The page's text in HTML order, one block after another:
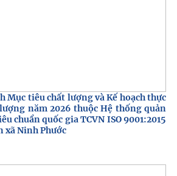
Mục tiêu chất lượng và Kế hoạch thực
năm 2026 thuộc Hệ thống quản
chuẩn quốc gia TCVN ISO 9001:2015
xã Ninh Phước